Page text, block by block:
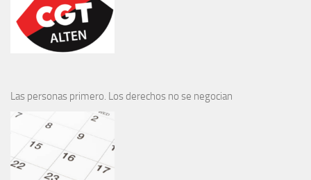
Las personas primero. Los derechos no se negocian